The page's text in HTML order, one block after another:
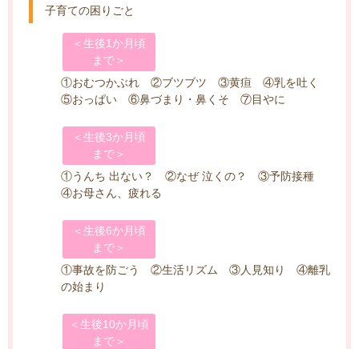
子育ての困りごと
＜生後1か月頃
まで＞
①おむつかぶれ ②ブツブツ ③黄疸 ④乳を吐く
⑤おっぱい ⑥鼻づまり・鼻くそ ⑦目やに
＜生後3か月頃
まで＞
①うんち 出ない？ ②なぜ 泣くの？ ③予防接種
④お母さん、疲れる
＜生後6か月頃
まで＞
①事故を防ごう ②生活リズム ③人見知り ④離乳
の始まり
＜生後10か月頃
まで＞